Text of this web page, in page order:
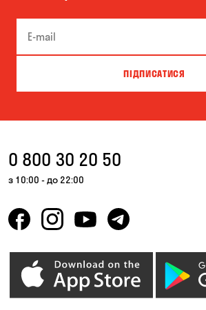
Київ
Петропавлівська
Пухівка
Самар
ПІДПИСАТИСЯ
0 800 30 20 50
з 10:00 - до 22:00